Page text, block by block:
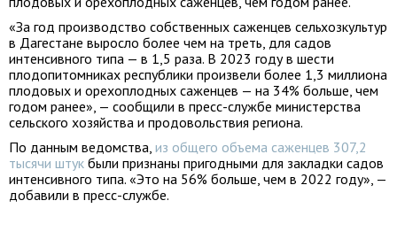
«За год производство собственных саженцев сельхозкультур
в Дагестане выросло более чем на треть, для садов
интенсивного типа — в 1,5 раза. В 2023 году в шести
плодопитомниках республики произвели более 1,3 миллиона
плодовых и орехоплодных саженцев — на 34% больше, чем
годом ранее», — сообщили в пресс-службе министерства
сельского хозяйства и продовольствия региона.
По данным ведомства, из общего объема саженцев 307,2
тысячи штук были признаны пригодными для закладки садов
интенсивного типа. «Это на 56% больше, чем в 2022 году», —
добавили в пресс-службе.